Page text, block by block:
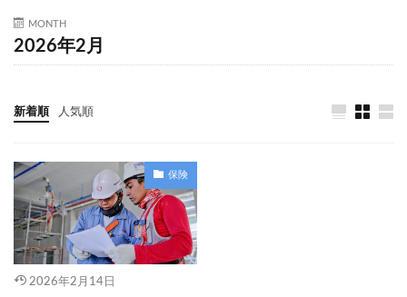
MONTH
2026年2月
新着順 人気順
保険
2026年2月14日